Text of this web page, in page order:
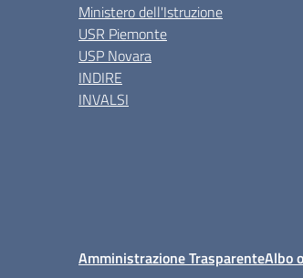
Ministero dell'Istruzione
USR Piemonte
USP Novara
INDIRE
INVALSI
Amministrazione TrasparenteAlbo